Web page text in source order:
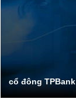
cổ đông TPBank